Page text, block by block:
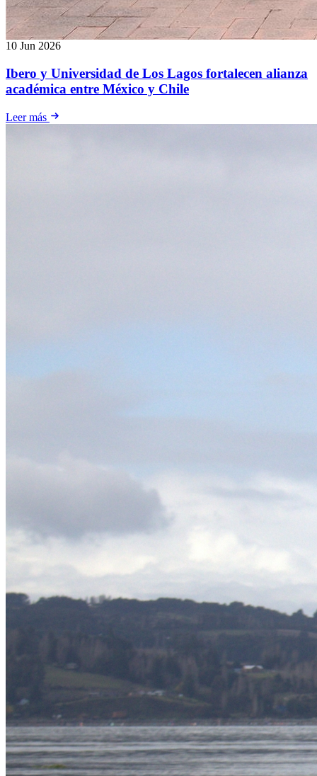
10 Jun 2026
Ibero y Universidad de Los Lagos fortalecen alianza
académica entre México y Chile
Leer más